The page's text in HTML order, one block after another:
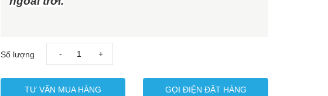
Số lượng - +
TƯ VẤN MUA HÀNG GỌI ĐIỆN ĐẶT HÀNG